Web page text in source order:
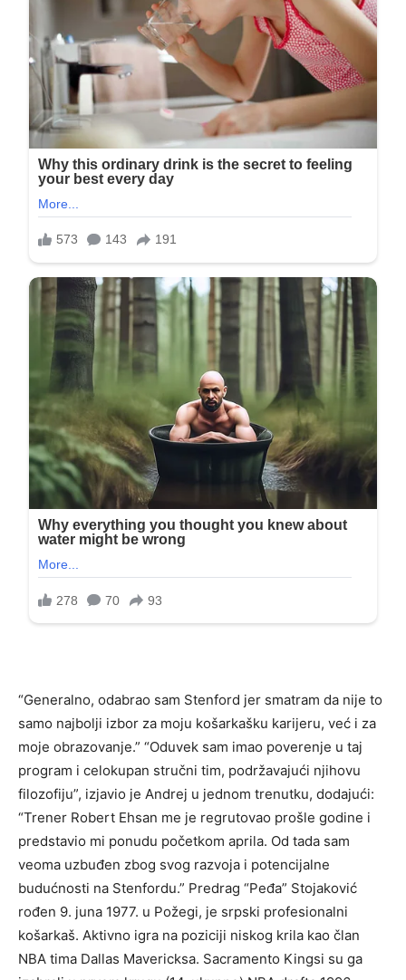
“Generalno, odabrao sam Stenford jer smatram da nije to
samo najbolji izbor za moju košarkašku karijeru, već i za
moje obrazovanje.” “Oduvek sam imao poverenje u taj
program i celokupan stručni tim, podržavajući njihovu
filozofiju”, izjavio je Andrej u jednom trenutku, dodajući:
“Trener Robert Ehsan me je regrutovao prošle godine i
predstavio mi ponudu početkom aprila. Od tada sam
veoma uzbuđen zbog svog razvoja i potencijalne
budućnosti na Stenfordu.” Predrag “Peđa” Stojaković
rođen 9. juna 1977. u Požegi, je srpski profesionalni
košarkaš. Aktivno igra na poziciji niskog krila kao član
NBA tima Dallas Mavericksa. Sacramento Kingsi su ga